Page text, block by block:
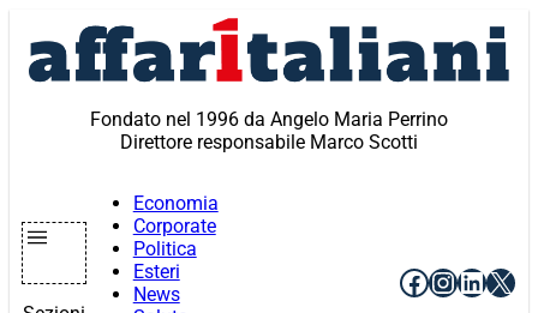
contenuto
Fondato nel 1996 da Angelo Maria Perrino
Direttore responsabile Marco Scotti
Economia
Corporate
Politica
Esteri
News
Facebook
X